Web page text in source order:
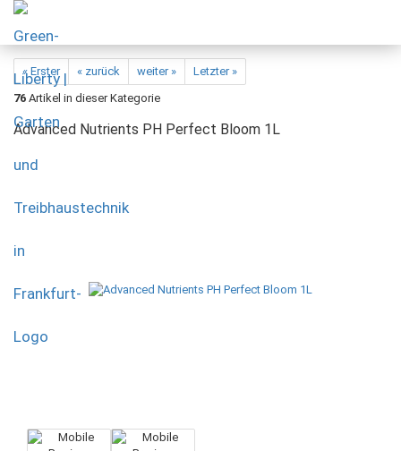
« Erster « zurück weiter »
Letzter »
76 Artikel in dieser Kategorie
Advanced Nutrients PH Perfect Bloom 1L